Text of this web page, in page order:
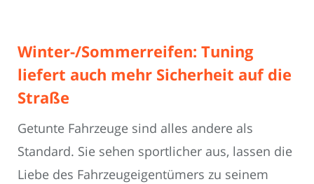
Winter-/Sommerreifen: Tuning
liefert auch mehr Sicherheit auf die
Straße
Getunte Fahrzeuge sind alles andere als
Standard. Sie sehen sportlicher aus, lassen die
Liebe des Fahrzeugeigentümers zu seinem